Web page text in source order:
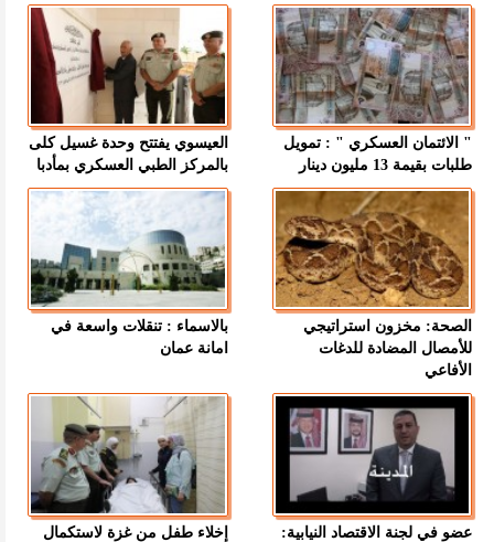
" الائتمان العسكري " : تمويل
طلبات بقيمة 13 مليون دينار
العيسوي يفتتح وحدة غسيل كلى
بالمركز الطبي العسكري بمأدبا
الصحة: مخزون استراتيجي
للأمصال المضادة للدغات
الأفاعي
بالاسماء : تنقلات واسعة في
امانة عمان
عضو في لجنة الاقتصاد النيابية:
إخلاء طفل من غزة لاستكمال